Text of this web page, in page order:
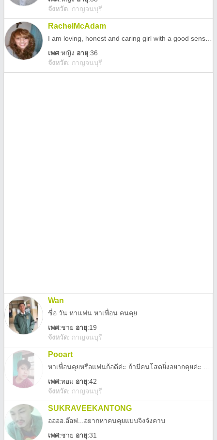
จังหวัด: กาญจนบุรี
RachelMcAdam
เพศ:หญิง อายุ:36
จังหวัด: กาญจนบุรี
Wan
ชื่อ วัน หาเเฟน หาเพื่อน คนคุย
เพศ:ชาย อายุ:19
จังหวัด: กาญจนบุรี
Pooart
เพศ:ทอม อายุ:42
จังหวัด: กาญจนบุรี
SUKRAVEEKANTONG
ออออ.อ๊อฟ...อยากหาคนคุยแบบจิงจังคาบ
เพศ:ชาย อายุ:31